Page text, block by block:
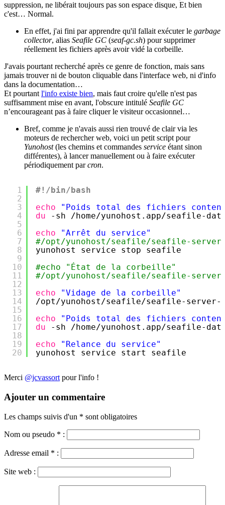
suppression, ne libérait toujours pas son espace disque, Et bien
c'est… Normal.
En effet, j'ai fini par apprendre qu'il fallait exécuter le garbage
collector, alias Seafile GC (seaf-gc.sh) pour supprimer
réellement les fichiers après avoir vidé la corbeille.
J'avais pourtant recherché après ce genre de fonction, mais sans
jamais trouver ni de bouton cliquable dans l'interface web, ni d'info
dans la documentation…
Et pourtant l'info existe bien, mais faut croire qu'elle n'est pas
suffisamment mise en avant, l'obscure intitulé Seafile GC
n’encourageant pas à faire cliquer le visiteur occasionnel…
Bref, comme je n'avais aussi rien trouvé de clair via les
moteurs de rechercher web, voici un petit script pour
Yunohost(les chemins et commandes service étant sinon
différentes), à lancer manuellement ou à faire exécuter
périodiquement parcron.
1
2
3
4
5
6
7
8
9
10
11
12
13
14
15
16
17
18
19
20
#!/bin/bash
echo
"Poids total des fichiers
du
-sh /home/yunohost .app/seafile-
echo
"Arrêt du service"
#/opt/yunohost/seafile/seafile-
yunohost service stop seafile
#echo "État de la corbeille"
#/opt/yunohost/seafile/seafile-
echo
"Vidage de la corbeille"
/opt/yunohost/seafile/seafile-server-
echo
"Poids total des fichiers
du
-sh /home/yunohost .app/seafile-
echo
"Relance du service"
yunohost service start seafile
Merci @jcvassort pour l'info !
Ajouter un commentaire
Les champs suivis d'un * sont obligatoires
Nom ou pseudo * :
Adresse email * :
Site web :